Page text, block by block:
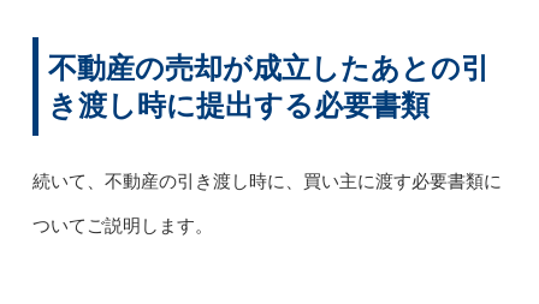
不動産の売却が成立したあとの引
き渡し時に提出する必要書類
続いて、不動産の引き渡し時に、買い主に渡す必要書類に
ついてご説明します。